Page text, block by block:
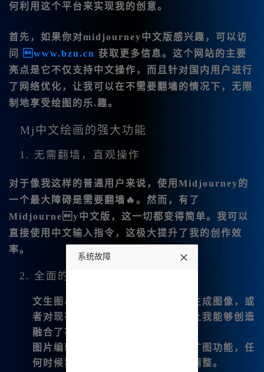
何利用这个平台来实现我的创意。
首先，如果你对midjourney中文版感兴趣，可以访
问 www.bzu.cn 获取更多信息。这个网站的主要
亮点是它不仅支持中文操作，而且针对国内用户进行
了网络优化，让我可以在不需要翻墙的情况下，无限
制地享受绘图的乐.趣。
Mj中文绘画的强大功能
1. 无需翻墙，直观操作
对于像我这样的普通用户来说，使用Midjourney的
一个最大障碍是需要翻墙🔥。然而，有了
Midjourney中文版 ，这一切都变得简单。我可以
直接使用中文输入指令，这极大提升了我的创作效
率。
2. 全面的功能支持
文生图 与
：我可以通过文字生成图像，或
者对现有图像进行修改和重绘。这让我能够创造
融合了不同元素的艺术品。
图片编辑
：网站支持微调、平移和扩图功能，任
何时候我都能对我的作品进行细致调整。
系统故障